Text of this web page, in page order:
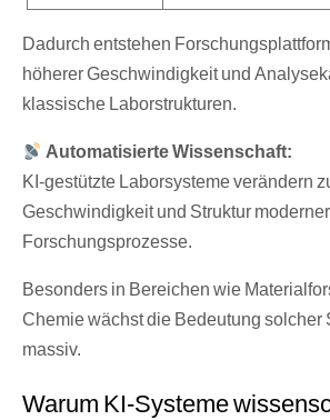
Dadurch entstehen
höherer Geschwindigkeit und
klassische Laborstrukturen.
Automatisierte Wissenschaft:
KI-gestützte Laborsysteme verändern
Geschwindigkeit und Struktur moderner
Forschungsprozesse.
Besonders in Bereichen wie
Chemie wächst die Bedeutung solcher
massiv.
Warum KI-Systeme